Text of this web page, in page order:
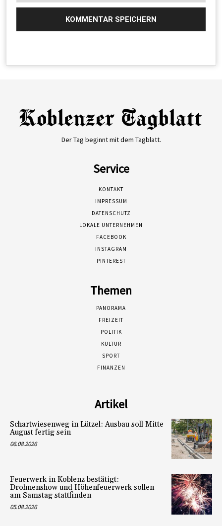
Der Tag beginnt mit dem Tagblatt.
Service
KONTAKT
IMPRESSUM
DATENSCHUTZ
LOKALE UNTERNEHMEN
FACEBOOK
INSTAGRAM
PINTEREST
Themen
PANORAMA
FREIZEIT
POLITIK
KULTUR
SPORT
FINANZEN
Artikel
Schartwiesenweg in Lützel: Ausbau soll Mitte
August fertig sein
06.08.2026
Feuerwerk in Koblenz bestätigt:
Drohnenshow und Höhenfeuerwerk sollen
am Samstag stattfinden
05.08.2026